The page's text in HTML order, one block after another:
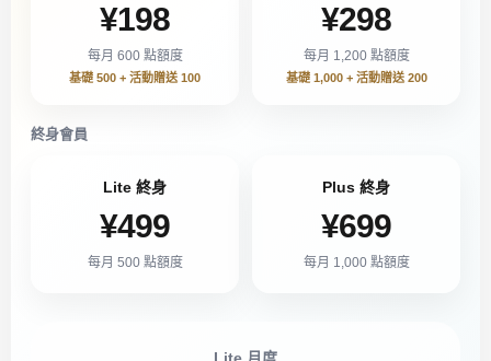
¥198
每月 600 點額度
基礎 500 + 活動贈送 100
¥298
每月 1,200 點額度
基礎 1,000 + 活動贈送 200
終身會員
Lite 終身
¥499
每月 500 點額度
Plus 終身
¥699
每月 1,000 點額度